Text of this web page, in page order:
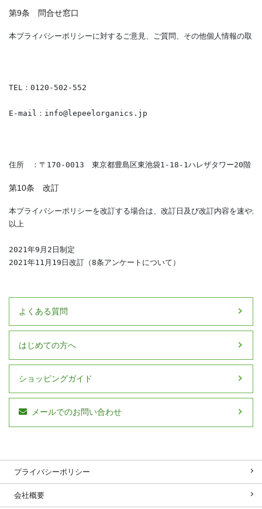
第9条 問合せ窓口
本プライバシーポリシーに対するご意見、ご質問、その他個人情報の取
TEL：0120-502-552
E-mail：info@lepeelorganics.jp
第10条 改訂
本プライバシーポリシーを改訂する場合は、改訂日及び改訂内容を速や
以上
2021年9月2日制定
2021年11月19日改訂（8条アンケートについて）
よくある質問
はじめての方へ
ショッピングガイド
メールでのお問い合わせ
プライバシーポリシー
会社概要